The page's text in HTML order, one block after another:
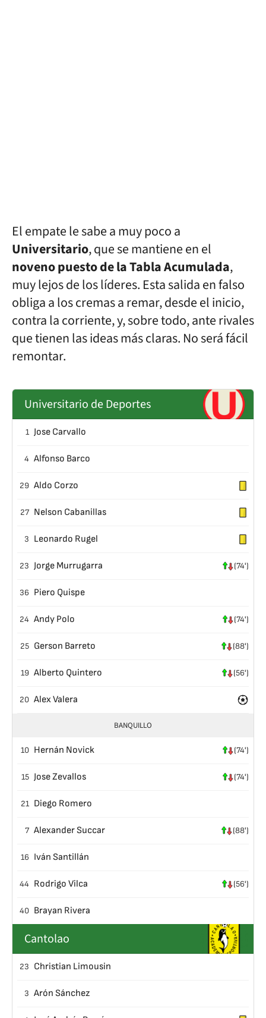
El empate le sabe a muy poco a
Universitario, que se mantiene en el
noveno puesto de la Tabla Acumulada,
muy lejos de los líderes. Esta salida en falso
obliga a los cremas a remar, desde el inicio,
contra la corriente, y, sobre todo, ante rivales
que tienen las ideas más claras. No será fácil
remontar.
Universitario de Deportes
1 Jose Carvallo
4 Alfonso Barco
29 Aldo Corzo
27 Nelson Cabanillas
3 Leonardo Rugel
23 Jorge Murrugarra (74')
36 Piero Quispe
24 Andy Polo (74')
25 Gerson Barreto (88')
19 Alberto Quintero (56')
20 Alex Valera
BANQUILLO
10 Hernán Novick (74')
15 Jose Zevallos (74')
21 Diego Romero
7 Alexander Succar (88')
16 Iván Santillán
44 Rodrigo Vilca (56')
40 Brayan Rivera
Cantolao
23 Christian Limousin
3 Arón Sánchez